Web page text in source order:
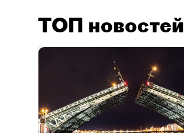
ТОП новостей